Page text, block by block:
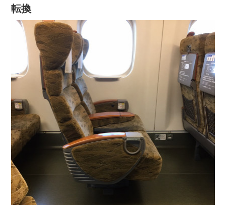
転換